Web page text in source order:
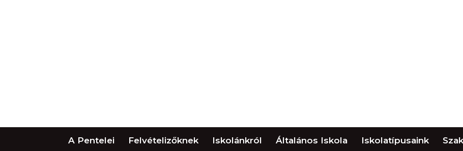
A Pentelei Felvételizőknek Iskolánkról Általános Iskola Iskolatípusaink